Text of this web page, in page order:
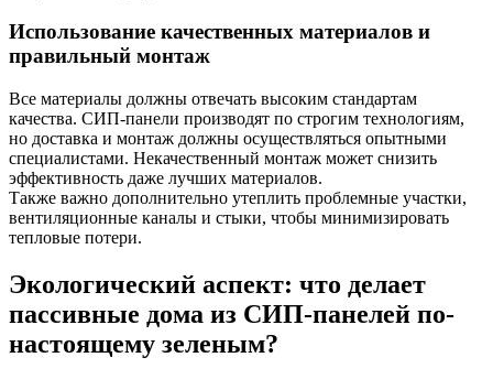
Использование качественных материалов и
правильный монтаж
Все материалы должны отвечать высоким стандартам
качества. СИП-панели производят по строгим технологиям,
но доставка и монтаж должны осуществляться опытными
специалистами. Некачественный монтаж может снизить
эффективность даже лучших материалов.
Также важно дополнительно утеплить проблемные участки,
вентиляционные каналы и стыки, чтобы минимизировать
тепловые потери.
Экологический аспект: что делает
пассивные дома из СИП-панелей по-
настоящему зеленым?